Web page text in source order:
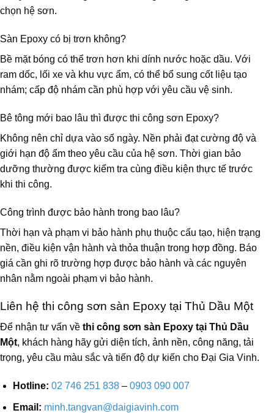
chọn hệ sơn.
Sàn Epoxy có bị trơn không?
Bề mặt bóng có thể trơn hơn khi dính nước hoặc dầu. Với
ram dốc, lối xe và khu vực ẩm, có thể bổ sung cốt liệu tạo
nhám; cấp độ nhám cần phù hợp với yêu cầu vệ sinh.
Bê tông mới bao lâu thì được thi công sơn Epoxy?
Không nên chỉ dựa vào số ngày. Nền phải đạt cường độ và
giới hạn độ ẩm theo yêu cầu của hệ sơn. Thời gian bảo
dưỡng thường được kiểm tra cùng điều kiện thực tế trước
khi thi công.
Công trình được bảo hành trong bao lâu?
Thời hạn và phạm vi bảo hành phụ thuộc cấu tạo, hiện trạng
nền, điều kiện vận hành và thỏa thuận trong hợp đồng. Báo
giá cần ghi rõ trường hợp được bảo hành và các nguyên
nhân nằm ngoài phạm vi bảo hành.
Liên hệ thi công sơn sàn Epoxy tại Thủ Dầu Một
Để nhận tư vấn về thi công sơn sàn Epoxy tại Thủ Dầu
Một, khách hàng hãy gửi diện tích, ảnh nền, công năng, tải
trọng, yêu cầu màu sắc và tiến độ dự kiến cho Đại Gia Vinh.
Hotline: 02 746 251 838– 0903 090 007
Email: minh.tangvan@daigiavinh.com